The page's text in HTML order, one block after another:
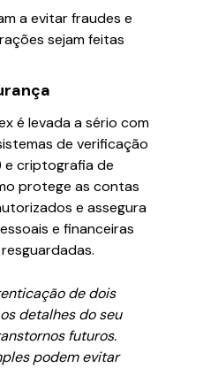
a evitar fraudes e
sejam feitas
é levada a sério com
de verificação
e criptografia de
protege as contas
e assegura
e financeiras
de dois
detalhes do seu
futuros.
podem evitar